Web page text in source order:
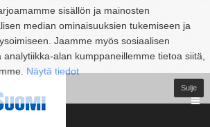
sisällön ja mainosten
median ominaisuuksien tukemiseen ja
Jaamme myös sosiaalisen
alan kumppaneillemme tietoa siitä,
Näytä tiedot
Sulje